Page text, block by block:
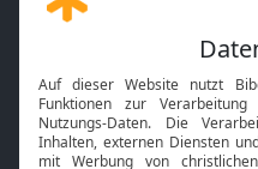
Gott und Bibel erklärt
Neuigkeiten